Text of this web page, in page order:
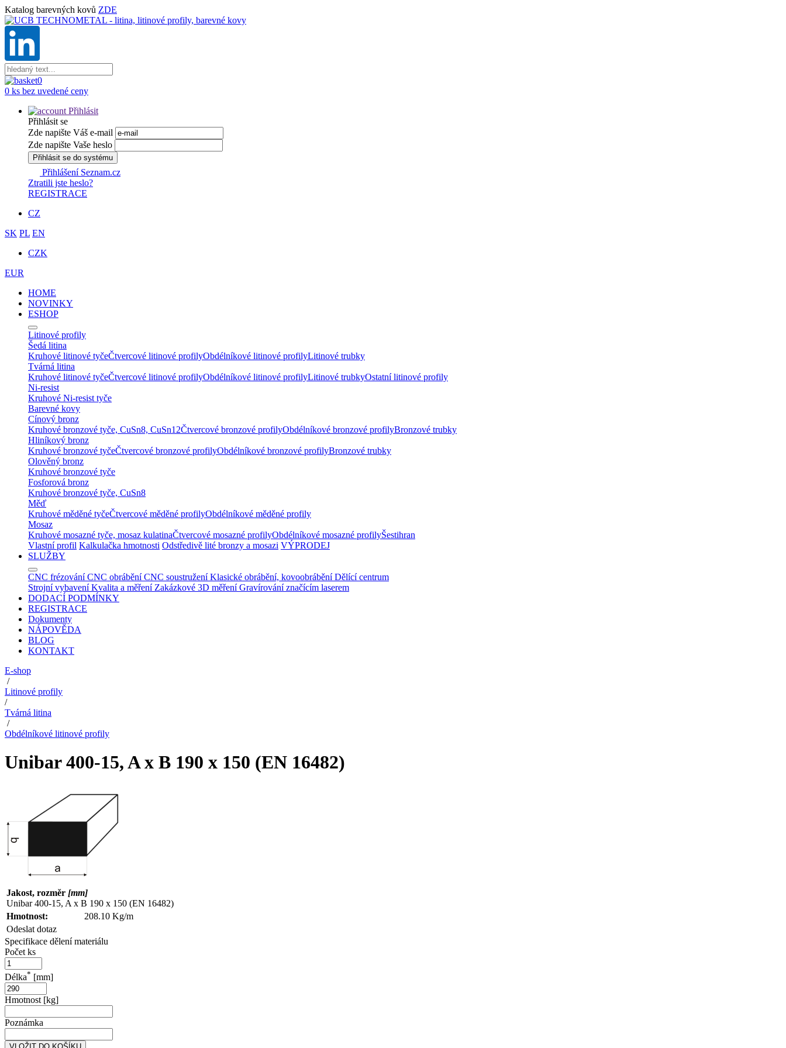
Katalog barevných kovů ZDE
0
0 ks bez uvedené ceny
Přihlásit
Přihlásit se
Zde napište Váš e-mail
Zde napište Vaše heslo
Přihlásit se do systému
Přihlášení Seznam.cz
Ztratili jste heslo?
REGISTRACE
CZ
SK PL EN
CZK
EUR
HOME
NOVINKY
ESHOP
Litinové profily
Šedá litina
Kruhové litinové tyčeČtvercové litinové profilyObdélníkové litinové profilyLitinové trubky
Tvárná litina
Kruhové litinové tyčeČtvercové litinové profilyObdélníkové litinové profilyLitinové trubkyOstatní litinové profily
Ni-resist
Kruhové Ni-resist tyče
Barevné kovy
Cínový bronz
Kruhové bronzové tyče, CuSn8, CuSn12Čtvercové bronzové profilyObdélníkové bronzové profilyBronzové trubky
Hliníkový bronz
Kruhové bronzové tyčeČtvercové bronzové profilyObdélníkové bronzové profilyBronzové trubky
Olověný bronz
Kruhové bronzové tyče
Fosforová bronz
Kruhové bronzové tyče, CuSn8
Měď
Kruhové měděné tyčeČtvercové měděné profilyObdélníkové měděné profily
Mosaz
Kruhové mosazné tyče, mosaz kulatinaČtvercové mosazné profilyObdélníkové mosazné profilyŠestihran
Vlastní profil Kalkulačka hmotnosti Odstředivě lité bronzy a mosazi VÝPRODEJ
SLUŽBY
CNC frézování CNC obrábění CNC soustružení Klasické obrábění, kovoobrábění Dělící centrum
Strojní vybavení Kvalita a měření Zakázkové 3D měření Gravírování značícím laserem
DODACÍ PODMÍNKY
REGISTRACE
Dokumenty
NÁPOVĚDA
BLOG
KONTAKT
E-shop
/
Litinové profily
/
Tvárná litina
/
Obdélníkové litinové profily
Unibar 400-15, A x B 190 x 150 (EN 16482)
Jakost, rozměr [mm]
Unibar 400-15, A x B 190 x 150 (EN 16482)
Hmotnost:
208.10 Kg/m
Odeslat dotaz
Specifikace dělení materiálu
Počet ks
Délka* [mm]
Hmotnost [kg]
Poznámka